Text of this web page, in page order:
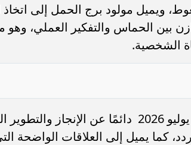
ويميل مولود برج الحمل إلى اتخاذ
بين الحماس والتفكير العملي،
الشخصية.
يبحث مولود برج الحمل غدا الاحد 5 يوليو 2026 دائمًا
كما يميل إلى العلاقات الواضحة